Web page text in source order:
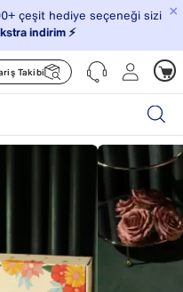
×
çeşit hediye seçeneği sizi
indirim ⚡️
Takibi